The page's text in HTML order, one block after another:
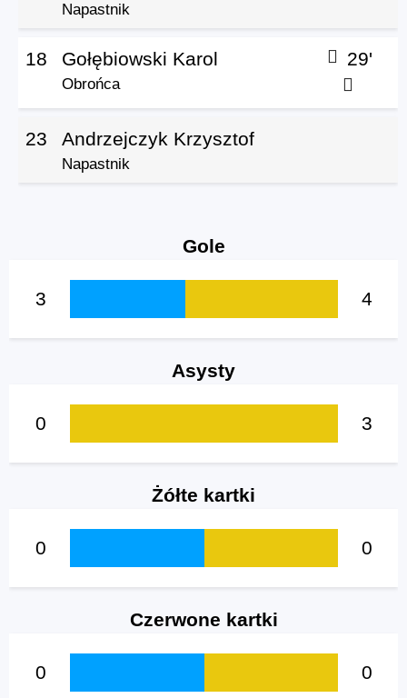
Napastnik
18 Gołębiowski Karol
Obrońca
29'
23 Andrzejczyk Krzysztof
Napastnik
Gole
3 4
Asysty
0 3
Żółte kartki
0 0
Czerwone kartki
0 0